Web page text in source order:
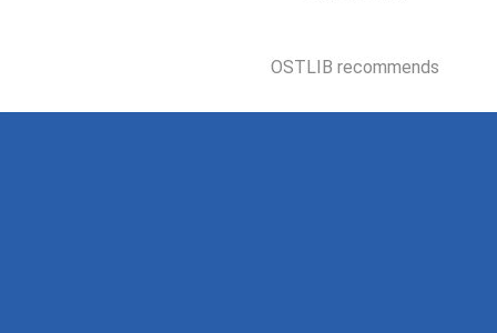
OSTLIB recommends